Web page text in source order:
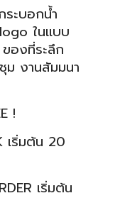
ะบอกน้ำ
ในแบบ
องที่ระลึก
ม งานสัมมนา
!
เริ่มต้น 20
เริ่มต้น